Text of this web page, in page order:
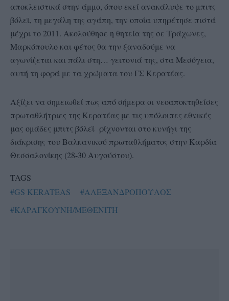
αποκλειστικά στην άμμο, όπου εκεί ανακάλυψε το μπιτς
βόλεϊ, τη μεγάλη της αγάπη, την οποία υπηρέτησε πιστά
μέχρι το 2011. Ακολούθησε η θητεία της σε Τράχωνες,
Μαρκόπουλο και φέτος θα την ξαναδούμε να
αγωνίζεται και πάλι στη… γειτονιά της, στα Μεσόγεια,
αυτή τη φορά με τα χρώματα του ΓΣ Κερατέας.
Αξίζει να σημειωθεί πως από σήμερα οι νεοαποκτηθείσες
πρωταθλήτριες της Κερατέας με τις υπόλοιπες εθνικές
μας ομάδες μπιτς βόλεϊ ρίχνονται στο κυνήγι της
διάκρισης του Βαλκανικού πρωταθλήματος στην Καρδία
Θεσσαλονίκης (28-30 Αυγούστου).
TAGS
#GS KERATEAS
#ΑΛΕΞΑΝΔΡΟΠΟΥΛΟΣ
#ΚΑΡΑΓΚΟΥΝΗ/ΜΕΘΕΝΙΤΗ